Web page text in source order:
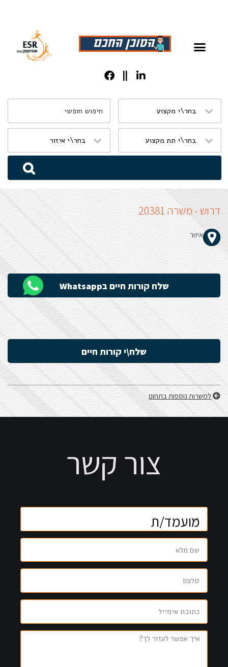
מֻפְעֶלֶת
מַעֲרֶכֶת
נָגִישׁ
בִּקְלִיק
לִנְגִישׁוּת
הָאֲתָר.
דרוש - משרה 20381
איזור
שלח קורות חיים בWhatsapp
שלח\י קורות חיים
למשרות נוספות בתחום
צור קשר